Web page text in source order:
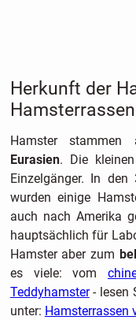
Herkunft der
Hamsterrassen
Hamster stammen
Eurasien. Die
Einzelgänger. In
wurden einige
auch nach Amerika
hauptsächlich für
Hamster aber zum
es viele: vom
Teddyhamster- lesen
unter: Hamsterrassen